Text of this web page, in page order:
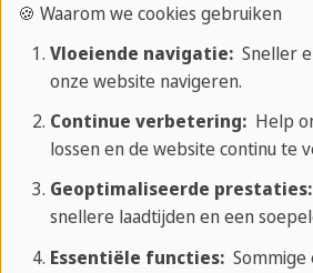
werd er schoongemaakt).
centrum en is er bijna elke dag
je soms een kleine bijdrage aan
activiteiten brengen mensen bij
op plekken waar je zelf nooit
weekenden is er geen school en
groep studenten van school
geweest. Dit was echt
🍪 Waarom we cookies gebruiken
Vloeiende navigatie:Sneller
onze website navigeren.
Continue verbetering:Help
lossen en de website continu te
Geoptimaliseerde prestaties:
snellere laadtijden en een
Essentiële functies:Sommige